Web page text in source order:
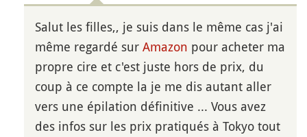
Salut les filles,, je suis dans le même cas j'ai
même regardé sur Amazon pour acheter ma
propre cire et c'est juste hors de prix, du
coup à ce compte la je me dis autant aller
vers une épilation définitive ... Vous avez
des infos sur les prix pratiqués à Tokyo tout